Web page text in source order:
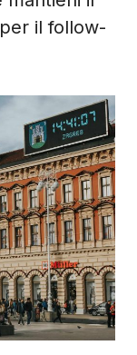
il follow-